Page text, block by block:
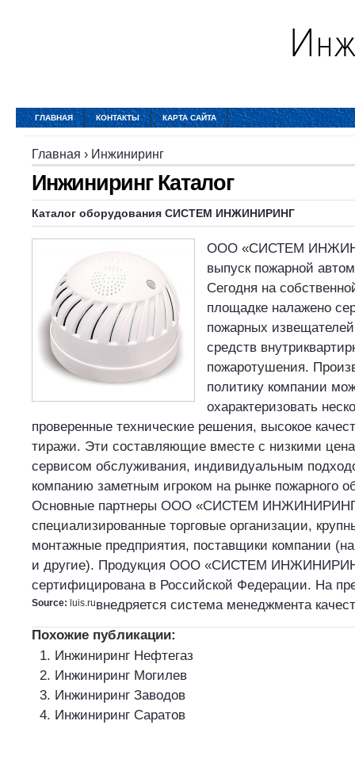
ГЛАВНАЯ КОНТАКТЫ КАРТА САЙТА
Главная › Инжиниринг
Инжиниринг Каталог
Каталог оборудования СИСТЕМ ИНЖИНИРИНГ
ООО «СИСТЕМ
выпуск пожарной
Сегодня на
площадке налажено
пожарных
средств
пожаротушения.
политику компании
охарактеризовать
проверенные технические решения, высокое
тиражи. Эти составляющие вместе с низкими
сервисом обслуживания, индивидуальным
компанию заметным игроком на рынке пожарного
Основные партнеры ООО «СИСТЕМ
специализированные торговые организации,
монтажные предприятия, поставщики компании
и другие). Продукция ООО «СИСТЕМ
сертифицирована в Российской Федерации. На
внедряется система менеджмента
Source: luis.ru
Похожие публикации:
Инжиниринг Нефтегаз
Инжиниринг Могилев
Инжиниринг Заводов
Инжиниринг Саратов